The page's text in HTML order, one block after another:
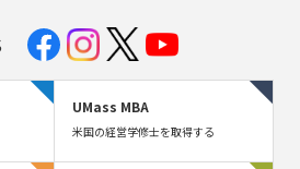
UMass MBA
米国の経営学修士を取得する